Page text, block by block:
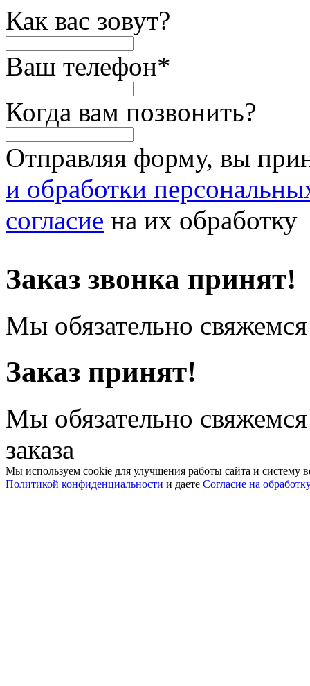
Как вас зовут?
Ваш телефон*
Когда вам позвонить?
Отправляя форму, вы
и обработки
согласие на их обработку
Заказ звонка принят!
Мы обязательно
Заказ принят!
Мы обязательно
заказа
Мы используем cookie для улучшения работы сайта и систему
Политикой конфиденциальности и даете Согласие на